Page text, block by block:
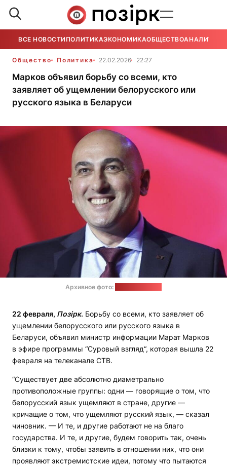
ВСЕ НОВОСТИ ПОЛИТИКАЭКОНОМИКАОБЩЕСТВОАНАЛИТИКА
Общество Политика 22.02.2026 22:27
Марков объявил борьбу со всеми, кто
заявляет об ущемлении белорусского или
русского языка в Беларуси
Архивное фото:
22 февраля, Позірк. Борьбу со всеми, кто заявляет об
ущемлении белорусского или русского языка в
Беларуси, объявил министр информации Марат Марков
в эфире программы “Суровый взгляд“, которая вышла 22
февраля на телеканале СТВ.
“Существует две абсолютно диаметрально
противоположные группы: одни — говорящие о том, что
белорусский язык ущемляют в стране, другие —
кричащие о том, что ущемляют русский язык, — сказал
чиновник. — И те, и другие работают не на благо
государства. И те, и другие, будем говорить так, очень
близки к тому, чтобы заявить в отношении них, что они
проявляют экстремистские идеи, потому что пытаются